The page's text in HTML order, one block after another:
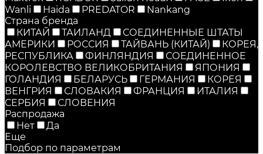
Wanli
Haida PREDATOR
Nankang
Страна бренда
КИТАЙ
ТАИЛАНД
СОЕДИНЕННЫЕ ШТАТЫ
АМЕРИКИ
РОССИЯ ТАЙВАНЬ (КИТАЙ)
КОРЕЯ,
РЕСПУБЛИКА
ФИНЛЯНДИЯ
СОЕДИНЕННОЕ
КОРОЛЕВСТВО ВЕЛИКОБРИТАНИЯ
ЯПОНИЯ
ГОЛАНДИЯ
БЕЛАРУСЬ ГЕРМАНИЯ
КОРЕЯ
ВЕНГРИЯ
СЛОВАКИЯ ФРАНЦИЯ
ИТАЛИЯ
СЕРБИЯ
СЛОВЕНИЯ
Распродажа
Нет
Да
Еще
Подбор по параметрам